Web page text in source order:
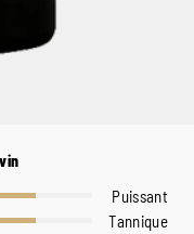
Puissant
Tannique